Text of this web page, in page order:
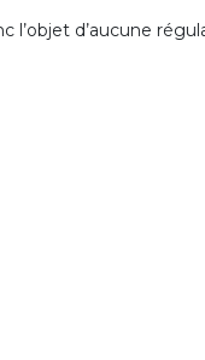
l’objet d’aucune